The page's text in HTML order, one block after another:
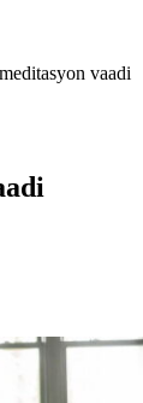
vaadi